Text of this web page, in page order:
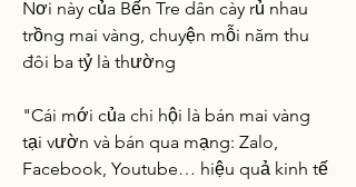
Nơi này của Bến Tre dân cày rủ nhau
trồng mai vàng, chuyện mỗi năm thu
đôi ba tỷ là thường
"Cái mới của chi hội là bán mai vàng
tại vườn và bán qua mạng: Zalo,
Facebook, Youtube… hiệu quả kinh tế